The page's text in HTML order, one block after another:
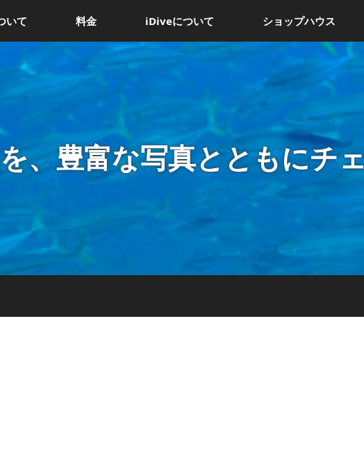
いて 料金 iDiveについて ショップハウス
、豊富な写真とともにチ